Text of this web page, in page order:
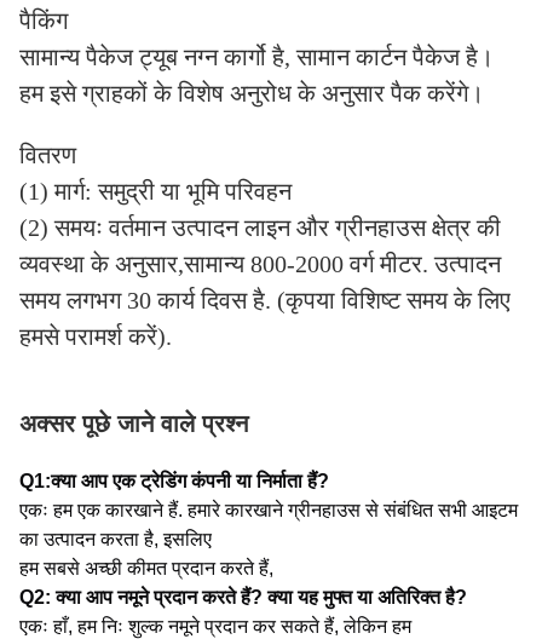
पैकिंग
सामान्य पैकेज ट्यूब नग्न कार्गो है, सामान कार्टन पैकेज है।
हम इसे ग्राहकों के विशेष अनुरोध के अनुसार पैक करेंगे।
वितरण
(1) मार्ग: समुद्री या भूमि परिवहन
(2) समयः वर्तमान उत्पादन लाइन और ग्रीनहाउस क्षेत्र की
व्यवस्था के अनुसार,सामान्य 800-2000 वर्ग मीटर. उत्पादन
समय लगभग 30 कार्य दिवस है. (कृपया विशिष्ट समय के लिए
हमसे परामर्श करें).
अक्सर पूछे जाने वाले प्रश्न
Q1:क्या आप एक ट्रेडिंग कंपनी या निर्माता हैं?
एकः हम एक कारखाने हैं. हमारे कारखाने ग्रीनहाउस से संबंधित सभी आइटम
का उत्पादन करता है, इसलिए
हम सबसे अच्छी कीमत प्रदान करते हैं,
Q2: क्या आप नमूने प्रदान करते हैं? क्या यह मुफ्त या अतिरिक्त है?
एकः हाँ, हम निः शुल्क नमूने प्रदान कर सकते हैं, लेकिन हम